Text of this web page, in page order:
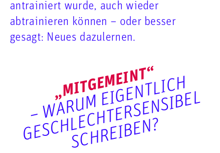
antrainiert wurde, auch wieder
abtrainieren können – oder besser
gesagt: Neues dazulernen.
„MITGEMEINT“
–
W
A
R
U
M
E
I
G
E
N
T
L
I
C
H
G
E
S
C
H
L
E
C
H
T
E
R
S
E
N
S
I
B
E
L
S
C
H
R
E
I
B
E
N
?